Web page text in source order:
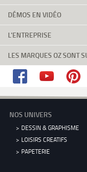
DÉMOS EN VIDÉO
L'ENTREPRISE
LES MARQUES OZ SONT
NOS UNIVERS
DESSIN & GRAPHISME
LOISIRS CREATIFS
PAPETERIE